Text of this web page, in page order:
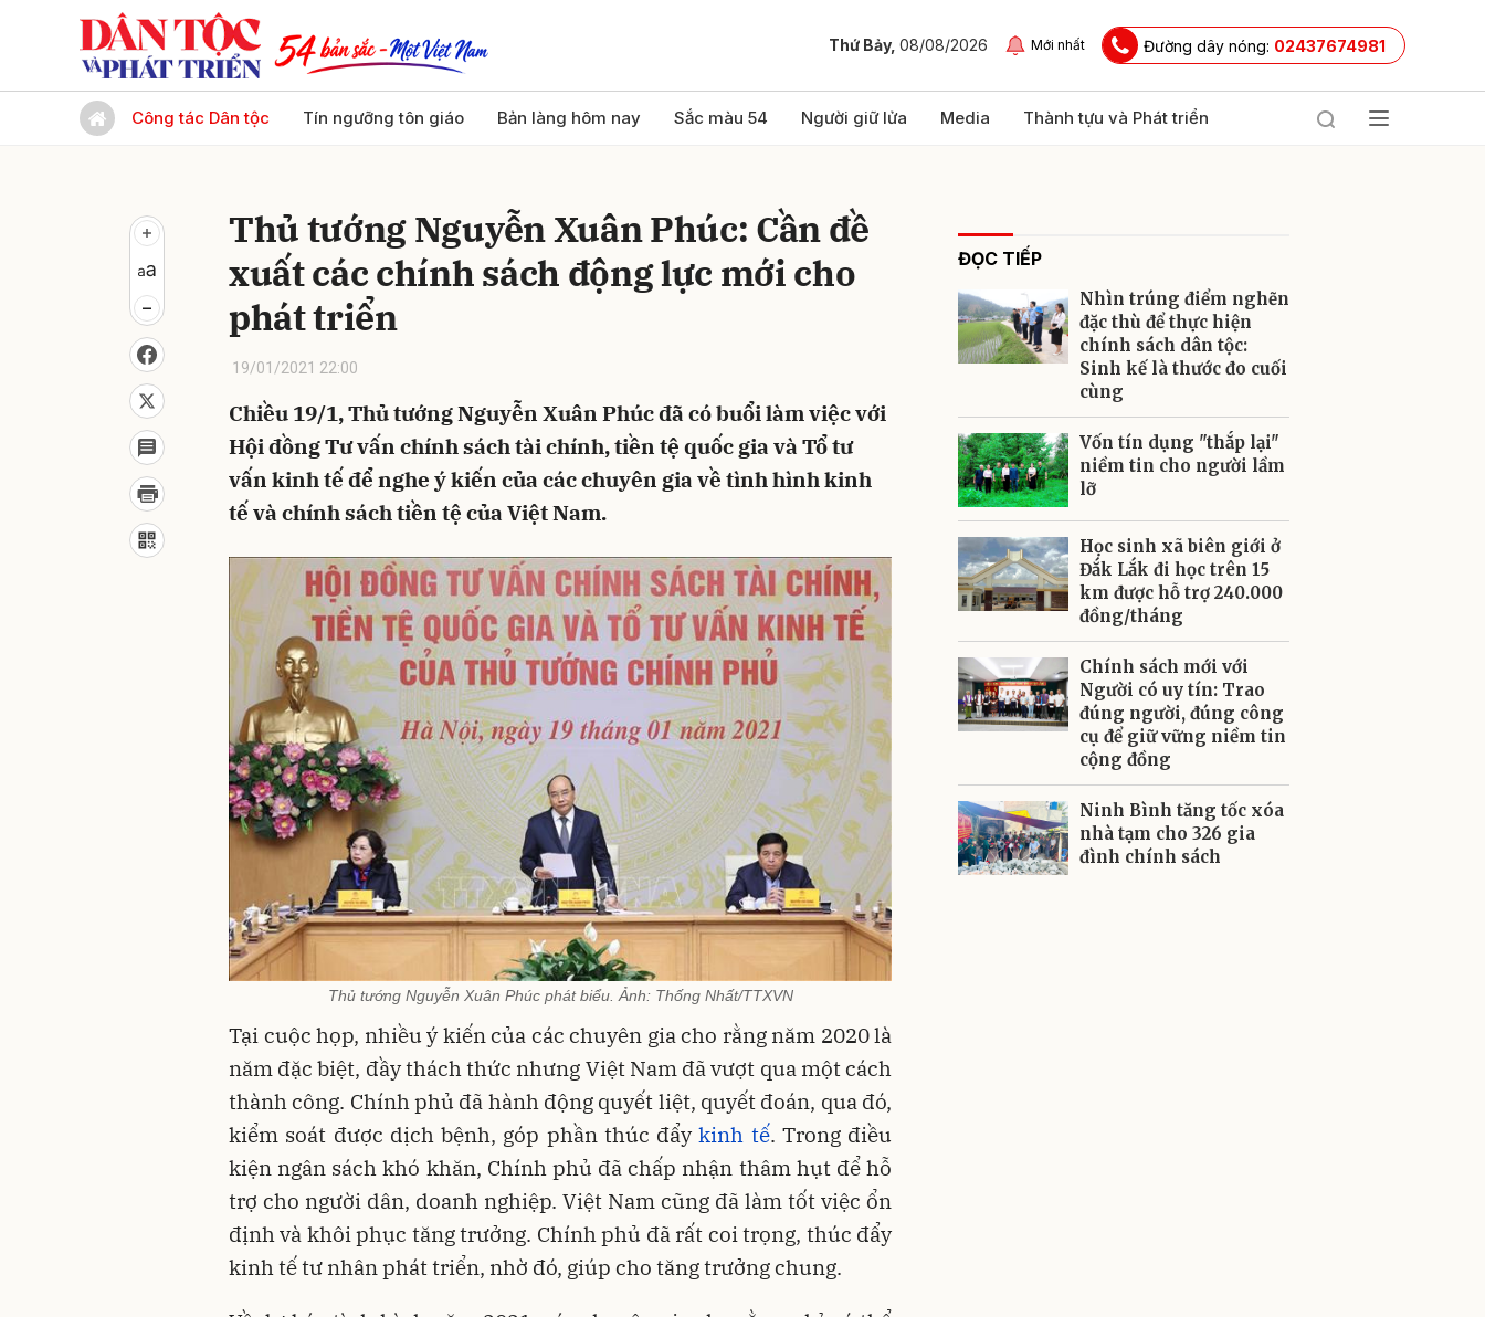
Thứ Bảy, 08/08/2026 Mới nhất Đường dây nóng: 02437674981
Công tác Dân tộc Tín ngưỡng tôn giáo Bản làng hôm nay Sắc màu 54 Người giữ lửa Media Thành tựu và Phát triển
Thủ tướng Nguyễn Xuân Phúc: Cần đề
xuất các chính sách động lực mới cho
phát triển
19/01/2021 22:00
Chiều 19/1, Thủ tướng Nguyễn Xuân Phúc đã có buổi làm việc với
Hội đồng Tư vấn chính sách tài chính, tiền tệ quốc gia và Tổ tư
vấn kinh tế để nghe ý kiến của các chuyên gia về tình hình kinh
tế và chính sách tiền tệ của Việt Nam.
Thủ tướng Nguyễn Xuân Phúc phát biểu. Ảnh: Thống Nhất/TTXVN
Tại cuộc họp, nhiều ý kiến của các chuyên gia cho rằng năm 2020 là
năm đặc biệt, đầy thách thức nhưng Việt Nam đã vượt qua một cách
thành công. Chính phủ đã hành động quyết liệt, quyết đoán, qua đó,
kiểm soát được dịch bệnh, góp phần thúc đẩykinh tế. Trong điều
kiện ngân sách khó khăn, Chính phủ đã chấp nhận thâm hụt để hỗ
trợ cho người dân, doanh nghiệp. Việt Nam cũng đã làm tốt việc ổn
định và khôi phục tăng trưởng. Chính phủ đã rất coi trọng, thúc đẩy
kinh tế tư nhân phát triển, nhờ đó, giúp cho tăng trưởng chung.
ĐỌC TIẾP
Nhìn trúng điểm nghẽn
đặc thù để thực hiện
chính sách dân tộc:
Sinh kế là thước đo cuối
cùng
Vốn tín dụng "thắp lại"
niềm tin cho người lầm
lỡ
Học sinh xã biên giới ở
Đắk Lắk đi học trên 15
km được hỗ trợ 240.000
đồng/tháng
Chính sách mới với
Người có uy tín: Trao
đúng người, đúng công
cụ để giữ vững niềm tin
cộng đồng
Ninh Bình tăng tốc xóa
nhà tạm cho 326 gia
đình chính sách
Gửi bình luận
Gửi